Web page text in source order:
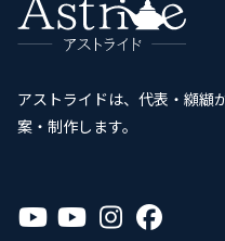
アストライドは、代表・纐纈
案・制作します。
ア
イ
ア
イ
ア
イ
ア
イ